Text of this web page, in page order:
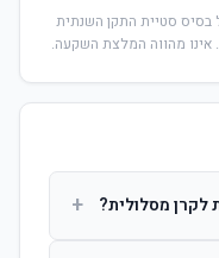
בסיס סטיית התקן השנתית
אינו מהווה המלצת השקעה.
לקרן מסלולית? +